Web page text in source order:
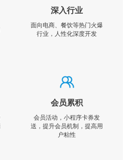
深入行业
面向电商、餐饮等热门火爆
行业，人性化深度开发
会员累积
会员活动，小程序卡券发
送，提升会员机制，提高用
户粘性